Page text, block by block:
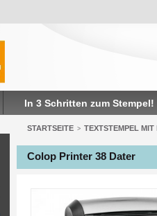
In 3 Schritten zum Stempel!
STARTSEITE > TEXTSTEMPEL MIT
Colop Printer 38 Dater